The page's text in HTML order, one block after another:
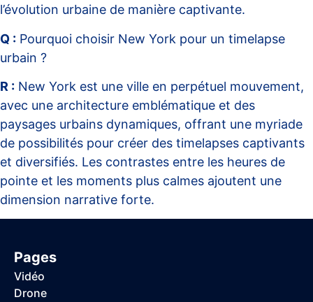
l’évolution urbaine de manière captivante.
Q : Pourquoi choisir New York pour un timelapse
urbain ?
R : New York est une ville en perpétuel mouvement,
avec une architecture emblématique et des
paysages urbains dynamiques, offrant une myriade
de possibilités pour créer des timelapses captivants
et diversifiés. Les contrastes entre les heures de
pointe et les moments plus calmes ajoutent une
dimension narrative forte.
Pages
Vidéo
Drone